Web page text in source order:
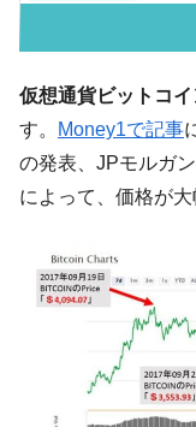
『Money1』
韓国
される可能性もあ
『Money1』
韓国
『Money1』
韓国
発令。李在明「猛
『Money1』
【
07月販売台数は去
た。『起亜』は9台だ
『Money1』
韓
ても」⇒ 257万人
仮想通貨ビットコイ
す。
Money1で記事
の発表、JPモルガ
によって、価格が大